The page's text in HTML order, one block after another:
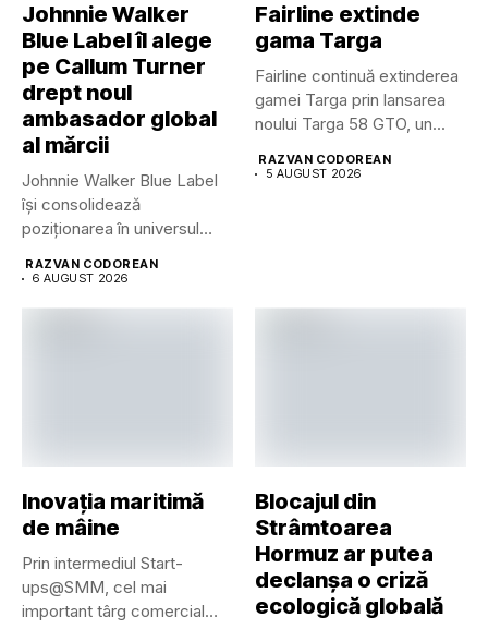
Johnnie Walker
Blue Label îl alege
pe Callum Turner
drept noul
ambasador global
al mărcii
Johnnie Walker Blue Label
își consolidează
poziționarea în universul
RAZVAN CODOREAN
6 AUGUST 2026
Fairline extinde
gama Targa
Fairline continuă extinderea
gamei Targa prin lansarea
noului Targa 58 GTO, un...
RAZVAN CODOREAN
5 AUGUST 2026
Inovația maritimă
de mâine
Prin intermediul Start-
ups@SMM, cel mai
important târg comercial
Blocajul din
Strâmtoarea
Hormuz ar putea
declanșa o criză
ecologică globală